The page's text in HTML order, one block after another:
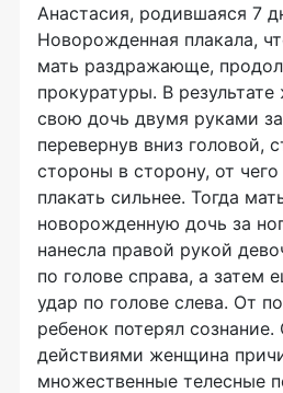
Анастасия, родившаяся 7
Новорожденная плакала,
мать раздражающе,
прокуратуры. В
свою дочь двумя руками
перевернув вниз головой,
стороны в сторону, от
плакать сильнее. Тогда
новорожденную дочь за
нанесла правой рукой
по голове справа, а затем
удар по голове слева. От
ребенок потерял
действиями женщина
множественные телесные